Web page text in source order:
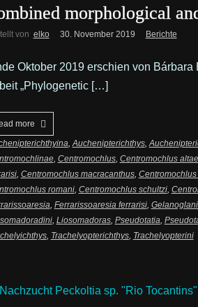
morphological
von elko 30. November 2019 Berichte
Oktober 2019 erschien von
„Phylogenetic […]
more
,Auchenipterichthys,
, Centromochlus, Centromochlus altae
, Centromochlus macracanthus,
romani, Centromochlus schultzi,
, Ferrarissoaresia ferrarisi,
, Liosomadoras, Pseudotatia,
, Trachelyopterichthys, Trachelyopterini